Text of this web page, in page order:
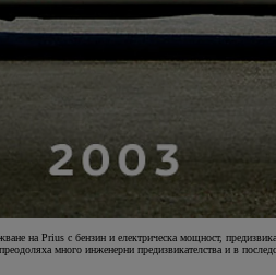
на Prius с бензин и електрическа мощност,
много инженерни предизвикателства и в